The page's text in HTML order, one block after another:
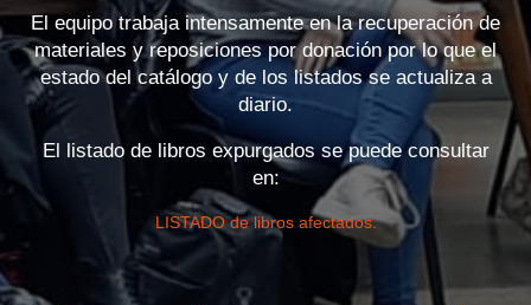
El equipo trabaja intensamente en la recuperación de
materiales y reposiciones por donación por lo que el
estado del catálogo y de los listados se actualiza a
diario.
El listado de libros expurgados se puede consultar
en:
LISTADO de libros afectados.